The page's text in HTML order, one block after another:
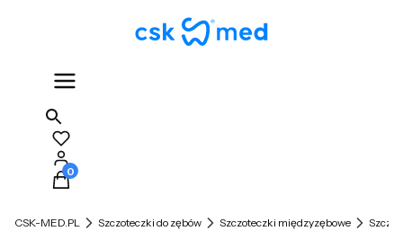
Produkty w koszyku: 0. Zobacz szczegóły
CSK-MED.PL Szczoteczki do zębów Szczoteczki międzyzębowe